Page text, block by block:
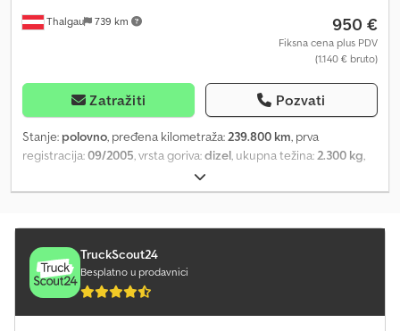
Thalgau 739 km 950 €
Fiksna cena plus PDV
(1.140 € bruto)
Zatražiti Pozvati
Stanje: polovno, pređena kilometraža:239.800 km, prva
registracija:09/2005, vrsta goriva:dizel, ukupna težina:2.300 kg,
09/2024, boja:
mehanički, emisioni razred:Euro 5, broj sedišta:2, Godina
Ab Eef
TruckScout24
Besplatno u prodavnici